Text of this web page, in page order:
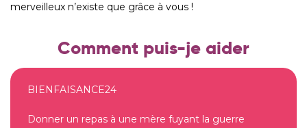
merveilleux n’existe que grâce à vous !
Comment puis-je aider
BIENFAISANCE24
Donner un repas à une mère fuyant la guerre